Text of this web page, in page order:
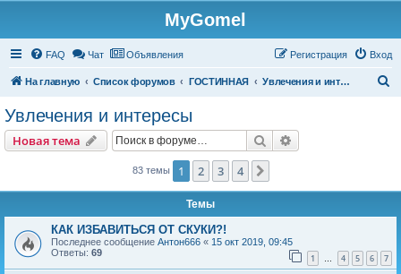
MyGomel
FAQ Чат Объявления Вход
Регистрация
На главную Список форумов ГОСТИННАЯ Увлечения и интересы
Увлечения и интересы
Новая тема
Новаятема Поиск
83 темы 1 2 3 4
Темы
КАК ИЗБАВИТЬСЯ ОТ СКУКИ?!
Последнее сообщение Антон666 « 15 окт 2019, 09:45
Ответы: 69 1 … 4 5 6 7